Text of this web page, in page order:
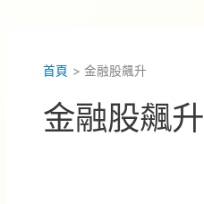
首頁 金融股飆升
金融股飆升